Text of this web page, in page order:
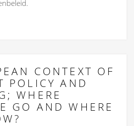
CONTEXT OF
POLICY AND
WHERE
GO AND WHERE